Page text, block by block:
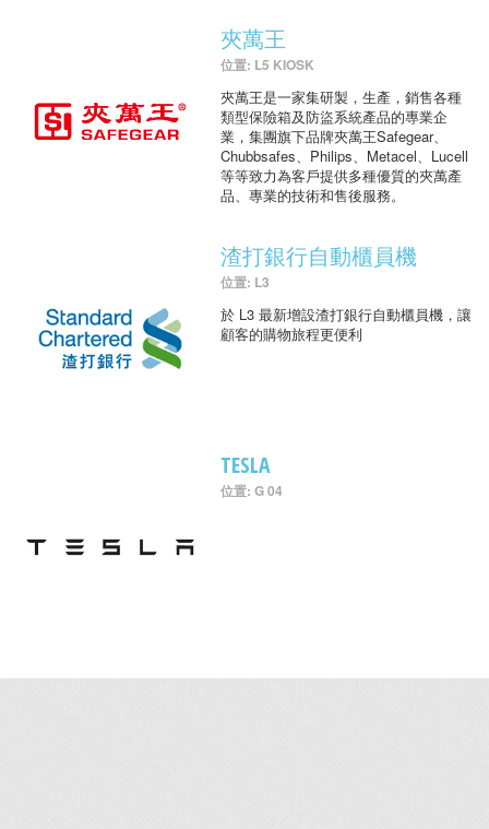
夾萬王
位置: L5 KIOSK
夾萬王是一家集研製，生產，銷售各種
類型保險箱及防盜系統產品的專業企
業，集團旗下品牌夾萬王Safegear、
Chubbsafes、Philips、Metacel、Lucell
等等致力為客戶提供多種優質的夾萬產
品、專業的技術和售後服務。
渣打銀行自動櫃員機
位置: L3
於 L3 最新增設渣打銀行自動櫃員機，讓
顧客的購物旅程更便利
TESLA
位置: G 04